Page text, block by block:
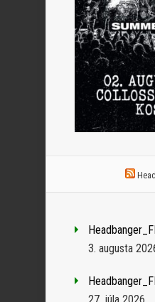
3. augusta
27. júla 2026